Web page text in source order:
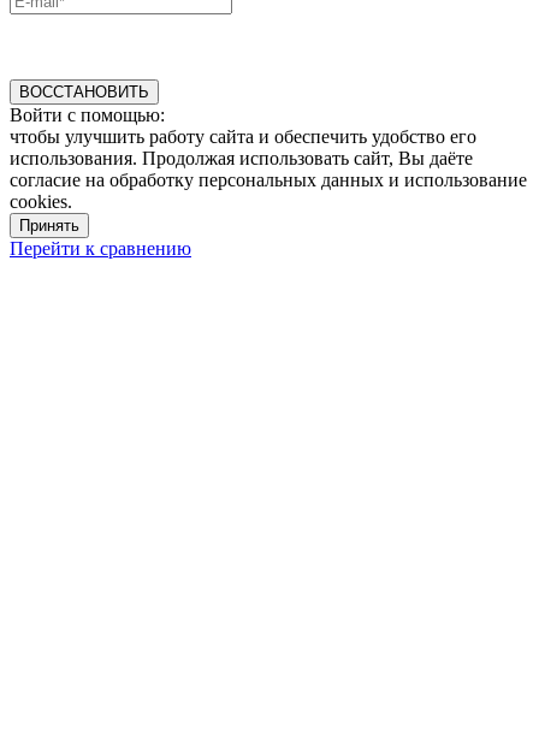
ВОССТАНОВИТЬ
Войти с помощью:
чтобы улучшить работу сайта и обеспечить удобство его
использования. Продолжая использовать сайт, Вы даёте
согласие на обработку персональных данных и использование
cookies.
Принять
Перейти к сравнению